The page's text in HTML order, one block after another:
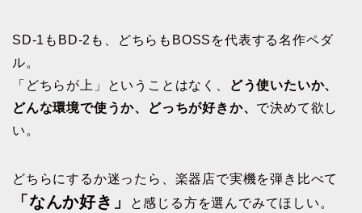
SD-1もBD-2も、どちらもBOSSを代表する名作ペダ
ル。
「どちらが上」ということはなく、
どう使いたいか、
どんな環境で使うか、どっちが好きか、 で決めて欲し
い。
どちらにするか迷ったら、楽器店で実機を弾き比べて
「なんか好き」 と感じる方を選んでみてほしい。